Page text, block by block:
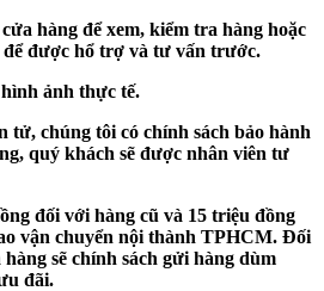
hàng để xem, kiểm tra hàng hoặc
để được hổ trợ và tư vấn trước.
ảnh thực tế.
tử, chúng tôi có chính sách bảo hành
quý khách sẽ được nhân viên tư
đối với hàng cũ và 15 triệu đồng
vận chuyển nội thành TPHCM. Đối
sẽ chính sách gửi hàng dùm
đãi.